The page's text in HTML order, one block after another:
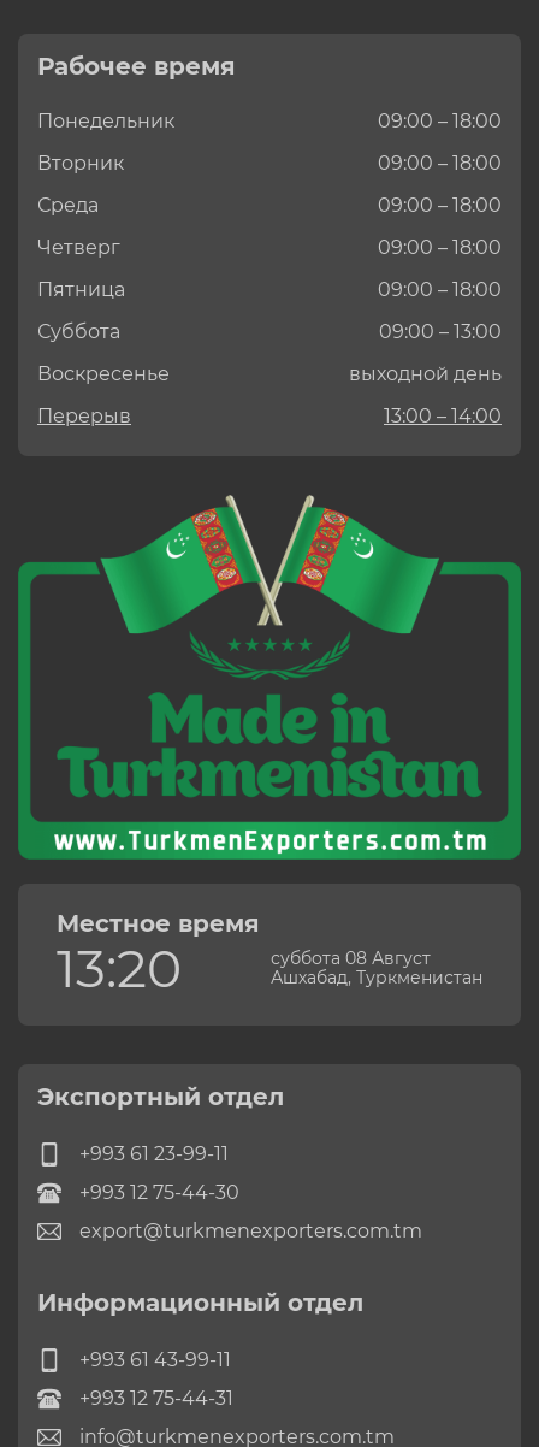
Рабочее время
Понедельник
09:00 – 18:00
Вторник
09:00 – 18:00
Среда
09:00 – 18:00
Четверг
09:00 – 18:00
Пятница
09:00 – 18:00
Суббота
09:00 – 13:00
Воскресенье
выходной день
Перерыв
13:00 – 14:00
Местное время
13:20
суббота 08 Август
Ашхабад, Туркменистан
Экспортный отдел
+993 61 23-99-11
+993 12 75-44-30
export@turkmenexporters.com.tm
Информационный отдел
+993 61 43-99-11
+993 12 75-44-31
info@turkmenexporters.com.tm